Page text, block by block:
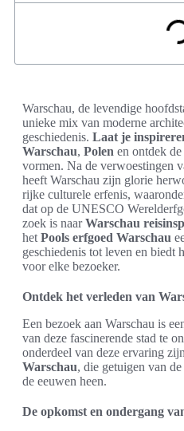
Warschau, de levendige
unieke mix van moderne
geschiedenis. Laat je
Warschau, Polen en ontdek
vormen. Na de verwoestingen
heeft Warschau zijn glorie
rijke culturele erfenis,
dat op de UNESCO
zoek is naarWarschau
het Pools erfgoed Warschau
geschiedenis tot leven en biedt
voor elke bezoeker.
Ontdek het verleden van
Een bezoek aan Warschau is
van deze fascinerende stad te
onderdeel van deze ervaring
Warschau, die getuigen van
de eeuwen heen.
De opkomst en ondergang